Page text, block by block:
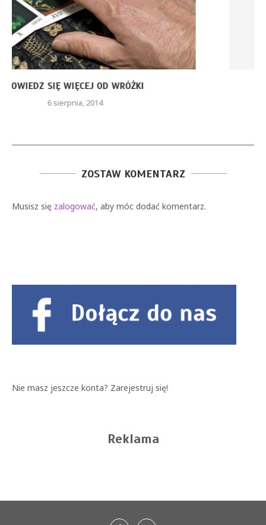
MAGIA PIENIĄDZA
ZOSTAW KOMENTARZ
Musisz się zalogować, aby móc dodać komentarz.
Nie masz jeszcze konta? Zarejestruj się!
Reklama